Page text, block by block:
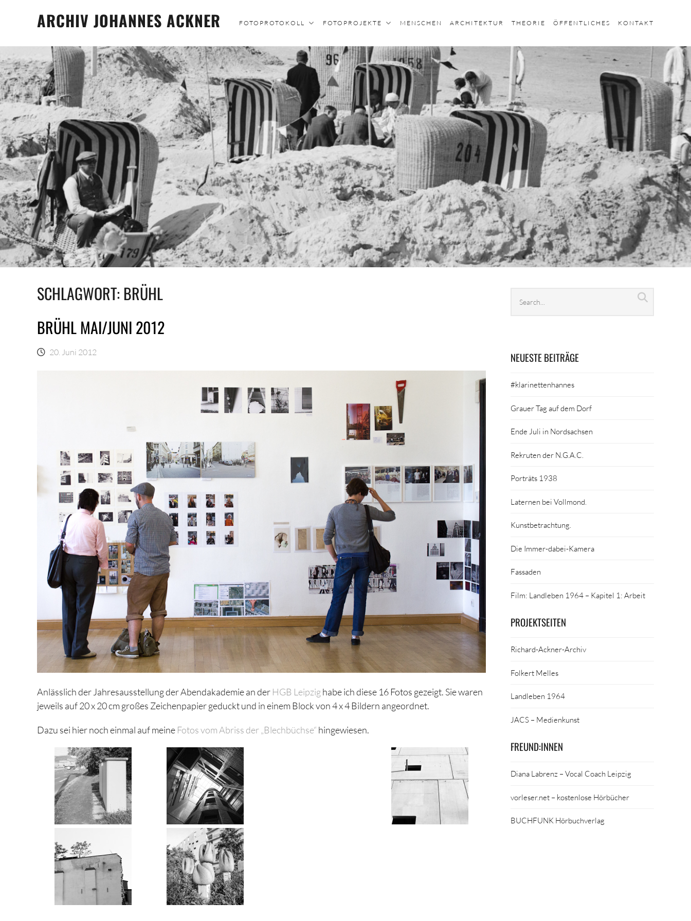
ARCHIV JOHANNES ACKNER FOTOPROTOKOLL FOTOPROJEKTE MENSCHEN ARCHITEKTUR THEORIE ÖFFENTLICHES KONTAKT
SCHLAGWORT: BRÜHL
BRÜHL MAI/JUNI 2012
20. Juni 2012
Anlässlich der Jahresausstellung der Abendakademie an der HGB Leipzighabe ich diese 16 Fotos gezeigt. Sie waren
jeweils auf 20 x 20 cm großes Zeichenpapier geduckt und in einem Block von 4 x 4 Bildern angeordnet.
Dazu sei hier noch einmal auf meine Fotos vom Abriss der „Blechbüchse“ hingewiesen.
archives
NEUESTE BEITRÄGE
#klarinettenhannes
Grauer Tag auf dem Dorf
Ende Juli in Nordsachsen
Rekruten der N.G.A.C.
Porträts 1938
Laternen bei Vollmond.
Kunstbetrachtung.
Die Immer-dabei-Kamera
Fassaden
Film: Landleben 1964 – Kapitel 1: Arbeit
PROJEKTSEITEN
Richard-Ackner-Archiv
Folkert Melles
Landleben 1964
JACS – Medienkunst
FREUND:INNEN
Diana Labrenz – Vocal Coach Leipzig
vorleser.net – kostenlose Hörbücher
BUCHFUNK Hörbuchverlag